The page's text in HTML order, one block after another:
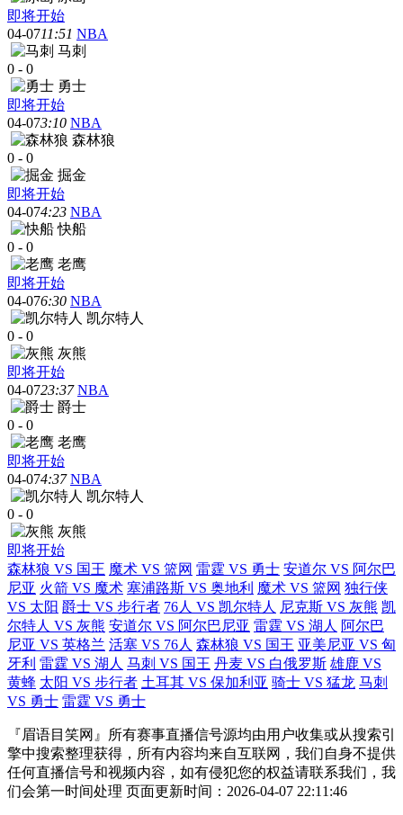
即将开始
04-0711:51 NBA
马刺
0 - 0
勇士
即将开始
04-073:10 NBA
森林狼
0 - 0
掘金
即将开始
04-074:23 NBA
快船
0 - 0
老鹰
即将开始
04-076:30 NBA
凯尔特人
0 - 0
灰熊
即将开始
04-0723:37 NBA
爵士
0 - 0
老鹰
即将开始
04-074:37 NBA
凯尔特人
0 - 0
灰熊
即将开始
森林狼 VS 国王 魔术 VS 篮网 雷霆 VS 勇士 安道尔 VS 阿尔巴
尼亚 火箭 VS 魔术 塞浦路斯 VS 奥地利 魔术 VS 篮网 独行侠
VS 太阳 爵士 VS 步行者 76人 VS 凯尔特人 尼克斯 VS 灰熊 凯
尔特人 VS 灰熊 安道尔 VS 阿尔巴尼亚 雷霆 VS 湖人 阿尔巴
尼亚 VS 英格兰 活塞 VS 76人 森林狼 VS 国王 亚美尼亚 VS 匈
牙利 雷霆 VS 湖人 马刺 VS 国王 丹麦 VS 白俄罗斯 雄鹿 VS
黄蜂 太阳 VS 步行者 土耳其 VS 保加利亚 骑士 VS 猛龙 马刺
VS 勇士 雷霆 VS 勇士
『眉语目笑网』所有赛事直播信号源均由用户收集或从搜索引
擎中搜索整理获得，所有内容均来自互联网，我们自身不提供
任何直播信号和视频内容，如有侵犯您的权益请联系我们，我
们会第一时间处理 页面更新时间：2026-04-07 22:11:46